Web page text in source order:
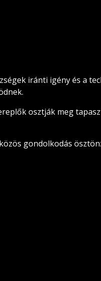
iránti igény és a
osztják meg
gondolkodás